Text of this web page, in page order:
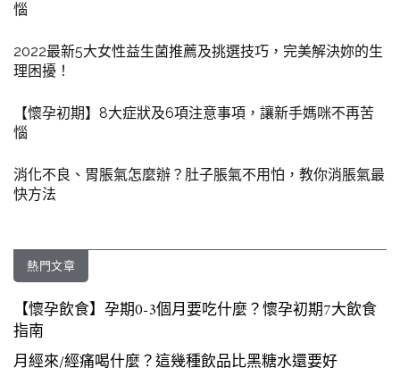
惱
2022最新5大女性益生菌推薦及挑選技巧，完美解決妳的生
理困擾！
【懷孕初期】8大症狀及6項注意事項，讓新手媽咪不再苦
惱
消化不良、胃脹氣怎麼辦？肚子脹氣不用怕，教你消脹氣最
快方法
熱門文章
【懷孕飲食】孕期0-3個月要吃什麼？懷孕初期7大飲食
指南